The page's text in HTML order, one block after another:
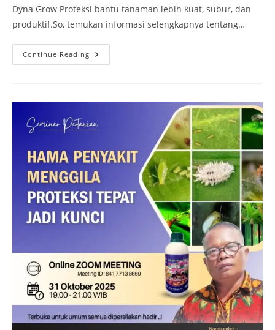
Dyna Grow Proteksi bantu tanaman lebih kuat, subur, dan
produktif.So, temukan informasi selengkapnya tentang…
Continue Reading